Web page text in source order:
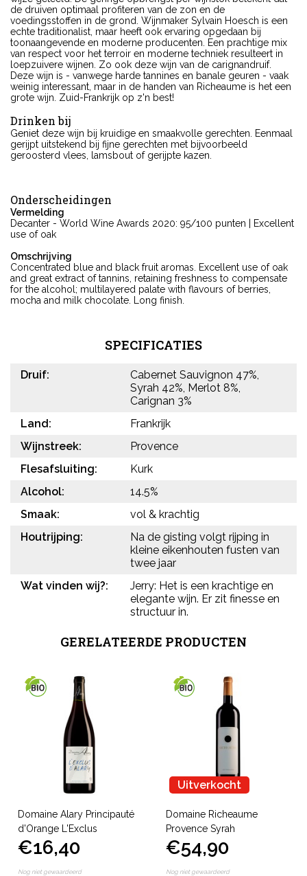
de druiven optimaal profiteren van de zon en de
voedingsstoffen in de grond. Wijnmaker Sylvain Hoesch is een
echte traditionalist, maar heeft ook ervaring opgedaan bij
toonaangevende en moderne producenten. Een prachtige mix
van respect voor het terroir en moderne techniek resulteert in
loepzuivere wijnen. Zo ook deze wijn van de carignandruif.
Deze wijn is - vanwege harde tannines en banale geuren - vaak
weinig interessant, maar in de handen van Richeaume is het een
grote wijn. Zuid-Frankrijk op z'n best!
Drinken bij
Geniet deze wijn bij kruidige en smaakvolle gerechten. Eenmaal
gerijpt uitstekend bij fijne gerechten met bijvoorbeeld
geroosterd vlees, lamsbout of gerijpte kazen.
Onderscheidingen
Vermelding
Decanter - World Wine Awards 2020: 95/100 punten | Excellent
use of oak
Omschrijving
Concentrated blue and black fruit aromas. Excellent use of oak
and great extract of tannins, retaining freshness to compensate
for the alcohol; multilayered palate with flavours of berries,
mocha and milk chocolate. Long finish.
SPECIFICATIES
Druif:
Cabernet Sauvignon 47%,
Syrah 42%, Merlot 8%,
Carignan 3%
Land:
Frankrijk
Wijnstreek:
Provence
Flesafsluiting:
Kurk
Alcohol:
14.5%
Smaak:
vol & krachtig
Houtrijping:
Na de gisting volgt rijping in
kleine eikenhouten fusten van
twee jaar
Wat vinden wij?:
Jerry: Het is een krachtige en
elegante wijn. Er zit finesse en
structuur in.
GERELATEERDE PRODUCTEN
Domaine Alary Principauté
d'Orange L'Exclus
€16,40
Nog niet gewaardeerd
Uitverkocht
Domaine Richeaume
Provence Syrah
€54,90
Nog niet gewaardeerd